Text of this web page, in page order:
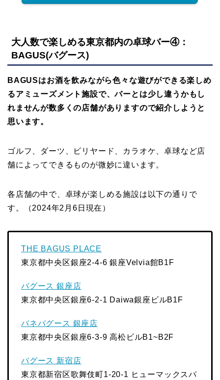
大人数で楽しめる東京都内の卓球バー④：
BAGUS(バグース)
BAGUSはお酒を飲みながら色々な遊びができる楽しめ
るアミューズメント施設で、バーとは少し違うかもし
れませんが数多くの店舗がありますので紹介しようと
思います。
ゴルフ、ダーツ、ビリヤード、カラオケ、卓球など店
舗によってできるものが微妙に違います。
各店舗の中で、卓球が楽しめる施設は以下の通りで
す。（2024年2月6日現在）
THE BAGUS PLACE
東京都中央区銀座2-4-6 銀座Velvia館B1F
バグース 銀座店
東京都中央区銀座6-2-1 Daiwa銀座ビルB1F
バネバグース 銀座店
東京都中央区銀座6-3-9 高松ビルB1~B2F
バグース 新宿店
東京都新宿区歌舞伎町1-20-1 ヒューマックスパ